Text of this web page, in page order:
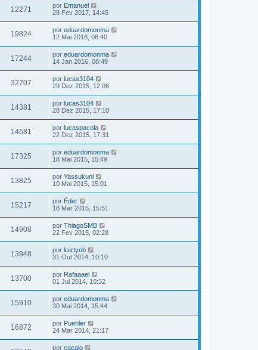
12271 por Emanuel
28 Fev 2017, 14:45
19824 por eduardomonma
12 Mai 2016, 08:40
17244 por eduardomonma
14 Jan 2016, 08:49
32707 por lucas3104
29 Dez 2015, 12:06
14381 por lucas3104
28 Dez 2015, 17:10
14681 por lucaspacola
22 Dez 2015, 17:31
17325 por eduardomonma
18 Mai 2015, 15:49
13825 por Yassukuni
10 Mai 2015, 15:01
15217 por Éder
18 Mar 2015, 15:51
14908 por ThiagoSMB
22 Fev 2015, 02:28
13948 por kurtyob
31 Out 2014, 10:10
13700 por Rafaaael
01 Jul 2014, 10:32
15910 por eduardomonma
30 Mai 2014, 15:44
16872 por Puehler
24 Mar 2014, 21:17
por cacaio